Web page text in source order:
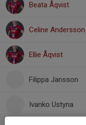
Beata Åqvist
Celine Andersson
Ellie Åqvist
Filippa Jansson
Ivanko Ustyna